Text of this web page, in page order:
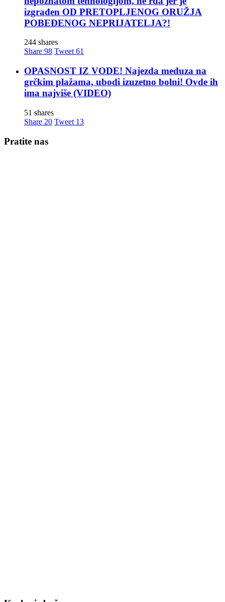
izgrađen OD PRETOPLJENOG ORUŽJA
POBEĐENOG NEPRIJATELJA?!
244 shares
Share 98 Tweet 61
OPASNOST IZ VODE! Najezda meduza na
grčkim plažama, ubodi izuzetno bolni! Ovde ih
ima najviše (VIDEO)
51 shares
Share 20 Tweet 13
Pratite nas